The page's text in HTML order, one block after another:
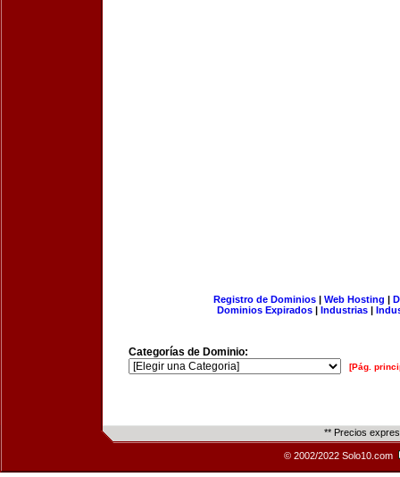
Registro de Dominios| Web Hosting |
Dominios Expirados | Industrias |
Categorías de Dominio:
[Pág.
** Precios
© 2002/2022 Solo10.com